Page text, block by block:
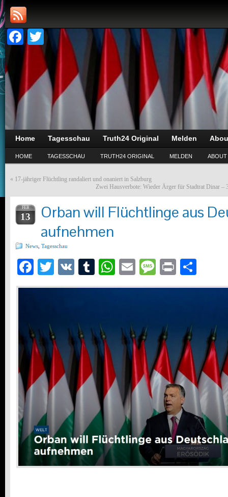
Facebook
Twitter
Home Tagesschau Truth24 Original Melden
HOME TAGESSCHAU TRUTH24 ORIGINAL MELDEN ABOUT
« 17-jähriger Flüchtling randaliert und onaniert in Salzburg
Zwei Hausverbote: Wieder Ärger für Stadtrat Dinar –
FEB
13
Orban will Flüchtlinge aus
aufnehmen
News Tagesschau
Facebook
Twitter
VK Tumblr
WhatsApp
EmailMessage
Print